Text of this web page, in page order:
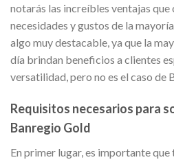
notarás las increíbles ventajas que
necesidades y gustos de la
algo muy destacable, ya que la
día brindan beneficios a clientes
versatilidad, pero no es el caso de
Requisitos necesarios para
Banregio Gold
En primer lugar, es importante que